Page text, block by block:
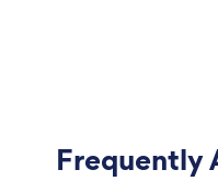
Frequently